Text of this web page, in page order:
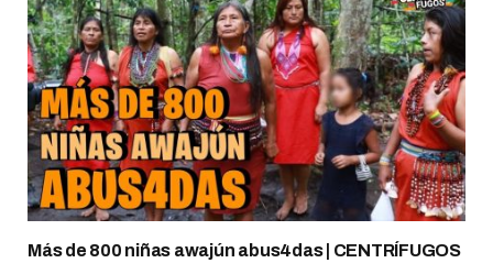
Más de 800 niñas awajún abus4das | CENTRÍFUGOS